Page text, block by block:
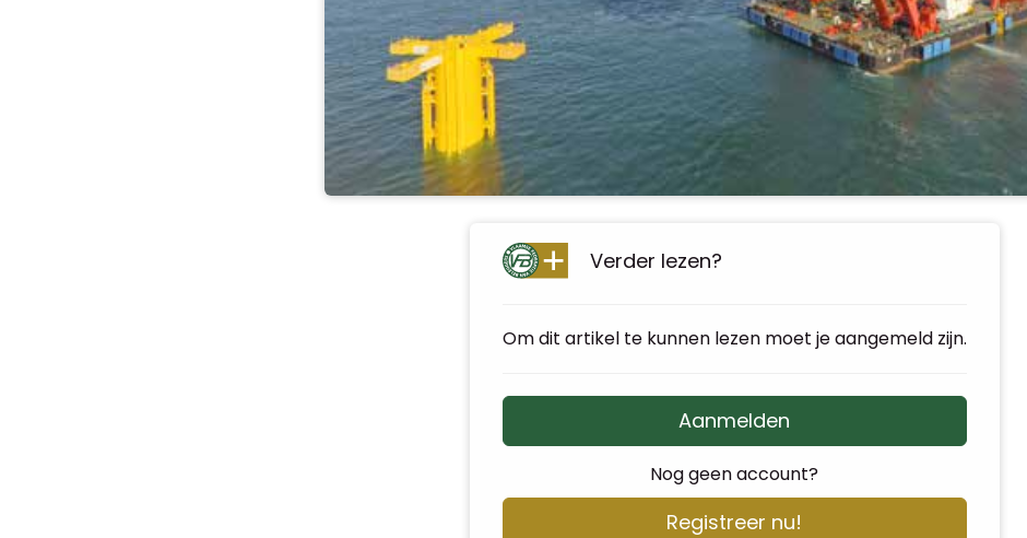
Verder lezen?
Om dit artikel te kunnen lezen moet je aangemeld zijn.
Aanmelden
Nog geen account?
Registreer nu!